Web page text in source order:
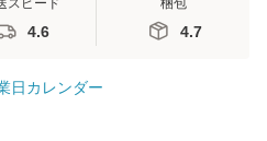
スピード
4.6
梱包
4.7
日カレンダー